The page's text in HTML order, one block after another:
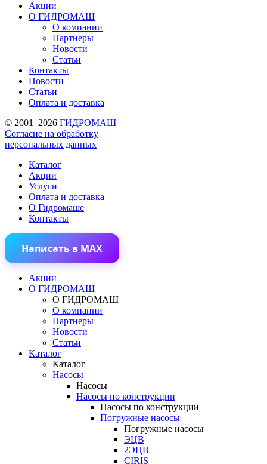
Акции
О ГИДРОМАШ
О компании
Партнеры
Новости
Статьи
Контакты
Новости
Статьи
Оплата и доставка
© 2001–2026 ГИДРОМАШ
Согласие на обработку
персональных данных
Каталог
Акции
Услуги
Оплата и доставка
О Гидромаше
Контакты
Написать в MAX
Акции
О ГИДРОМАШ
О ГИДРОМАШ
О компании
Партнеры
Новости
Статьи
Каталог
Каталог
Насосы
Насосы
Насосы по конструкции
Насосы по конструкции
Погружные насосы
Погружные насосы
ЭЦВ
2ЭЦВ
CIRIS